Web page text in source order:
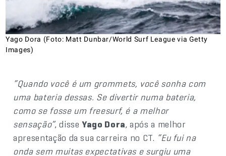
Yago Dora (Foto: Matt Dunbar/World Surf League via Getty
Images)
“Quando você é um grommets, você sonha com
uma bateria dessas. Se divertir numa bateria,
como se fosse um freesurf, é a melhor
sensação”, disseYago Dora, após a melhor
apresentação da sua carreira no CT. “Eu fui na
onda sem muitas expectativas e surgiu uma